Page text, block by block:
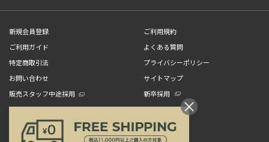
新規会員登録
ご利用規約
ご利用ガイド
よくある質問
特定商取引法
プライバシーポリシー
お問い合わせ
サイトマップ
販売スタッフ中途採用
新卒採用